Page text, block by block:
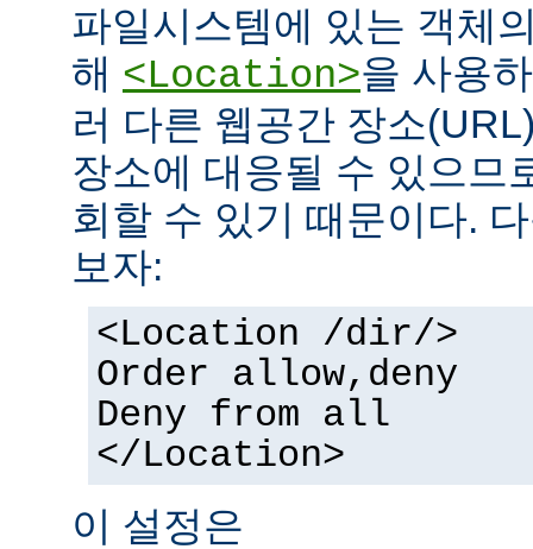
파일시스템에 있는 객체
해 <Location>을 사용
러 다른 웹공간 장소
장소에 대응될 수 있으므
회할 수 있기 때문이다.
보자:
<Location /dir/>
Order allow,deny
Deny from all
</Location>
이 설정은